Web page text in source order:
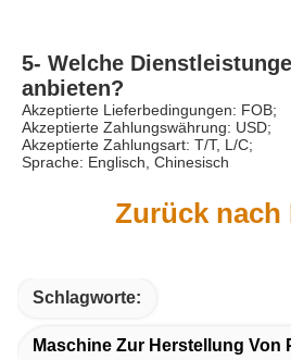
5- Welche
anbieten?
Akzeptierte Lieferbedingungen: FOB;
Akzeptierte Zahlungswährung: USD;
Akzeptierte Zahlungsart: T/T, L/C;
Sprache: Englisch, Chinesisch
Zurück nach
Schlagworte:
Maschine Zur Herstellung Von